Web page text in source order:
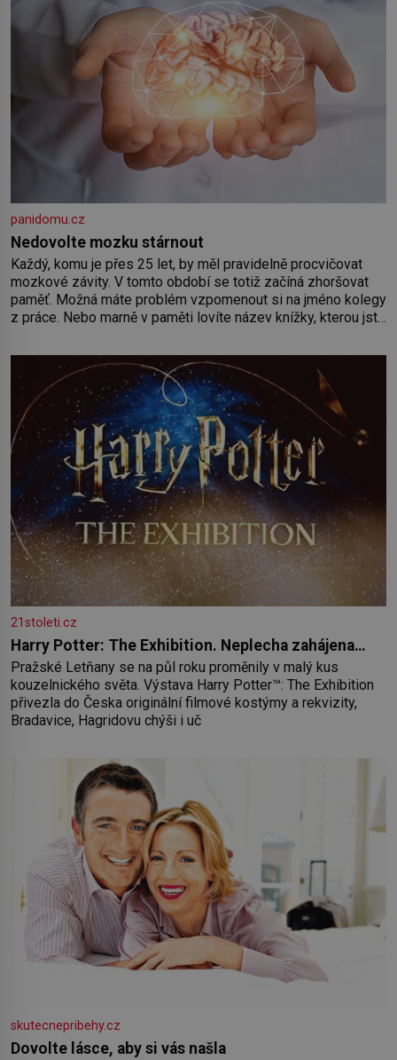
panidomu.cz
Nedovolte mozku stárnout
Každý, komu je přes 25 let, by měl pravidelně procvičovat
mozkové závity. V tomto období se totiž začíná zhoršovat
paměť. Možná máte problém vzpomenout si na jméno kolegy
z práce. Nebo marně v paměti lovíte název knížky, kterou jste
paměť rozhodla stávkovat. Cvičte
21stoleti.cz
Harry Potter: The Exhibition. Neplecha zahájena…
Pražské Letňany se na půl roku proměnily v malý kus
kouzelnického světa. Výstava Harry Potter™: The Exhibition
přivezla do Česka originální filmové kostýmy a rekvizity,
Bradavice, Hagridovu chýši i uč
skutecnepribehy.cz
Dovolte lásce, aby si vás našla